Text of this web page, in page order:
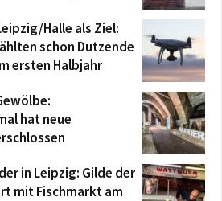
Halle als Ziel:
schon Dutzende
ersten Halbjahr
hat neue
in Leipzig: Gilde der
mit Fischmarkt am